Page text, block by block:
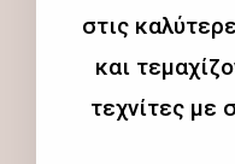
στις
και
τεχνίτες με